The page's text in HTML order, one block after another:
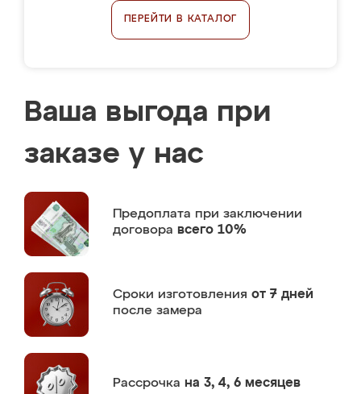
ПЕРЕЙТИ В КАТАЛОГ
Ваша выгода при
заказе у нас
Предоплата при заключении
договора всего 10%
Сроки изготовления от 7 дней
после замера
Рассрочка на 3, 4, 6 месяцев